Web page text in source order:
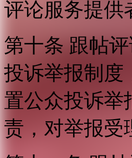
评论服务提供
第十条 跟帖
投诉举报制度
置公众投诉举
责，对举报受